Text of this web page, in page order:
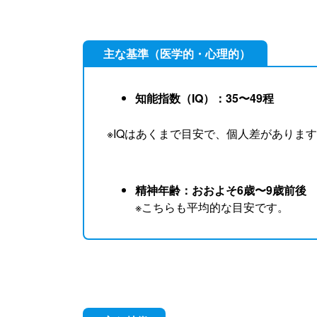
主な基準（医学的・心理的）
知能指数（IQ）：35〜49程
※IQはあくまで目安で、個人差がありま
精神年齢：おおよそ6歳〜9歳前後
※こちらも平均的な目安です。